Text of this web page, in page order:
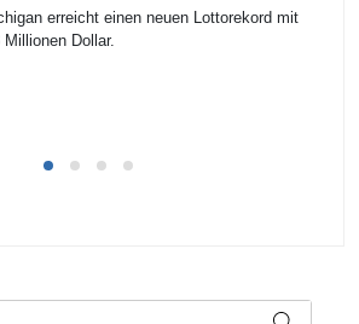
erreicht einen neuen Lottorekord mit
Dollar.